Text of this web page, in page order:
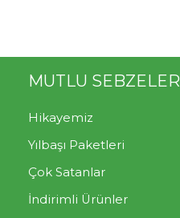
MUTLU SEBZELER
Hikayemiz
Yılbaşı Paketleri
Çok Satanlar
İndirimli Ürünler